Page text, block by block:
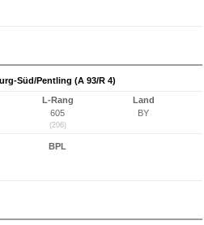
Süd/Pentling (A 93/R 4)
L-Rang
605
(206)
Land
BY
BPL